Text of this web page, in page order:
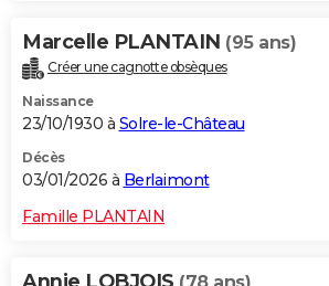
Marcelle PLANTAIN (95 ans)
Créer une cagnotte obsèques
Naissance
23/10/1930 à Solre-le-Château
Décès
03/01/2026 à Berlaimont
Famille PLANTAIN